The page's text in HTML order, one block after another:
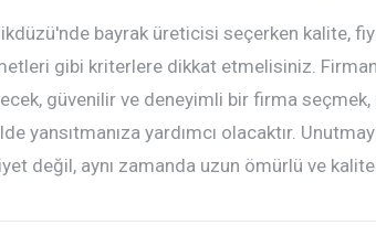
bayrak üreticisi seçerken kalite,
gibi kriterlere dikkat etmelisiniz.
güvenilir ve deneyimli bir firma seçmek,
yansıtmanıza yardımcı olacaktır.
değil, aynı zamanda uzun ömürlü ve